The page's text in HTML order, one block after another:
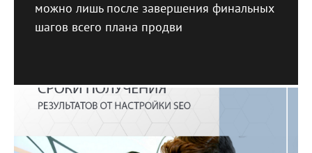
можно лишь после завершения финальных
шагов всего плана продви